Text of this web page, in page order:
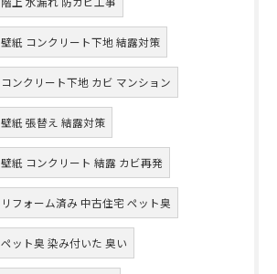
壁紙 コンクリート下地 結露対策
コンクリート下地 カビ マンション
壁紙 張替え 結露対策
壁紙 コンクリート 結露 カビ再発
リフォーム済み 中古住宅 ペット臭
ペット臭 染み付いた 臭い